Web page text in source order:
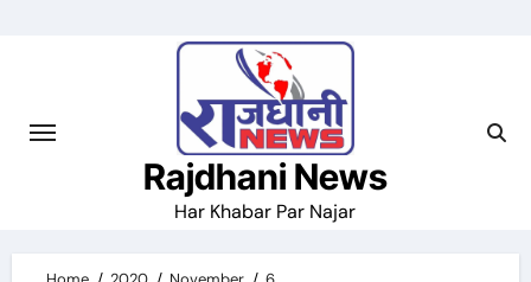
Rajdhani News
Har Khabar Par Najar